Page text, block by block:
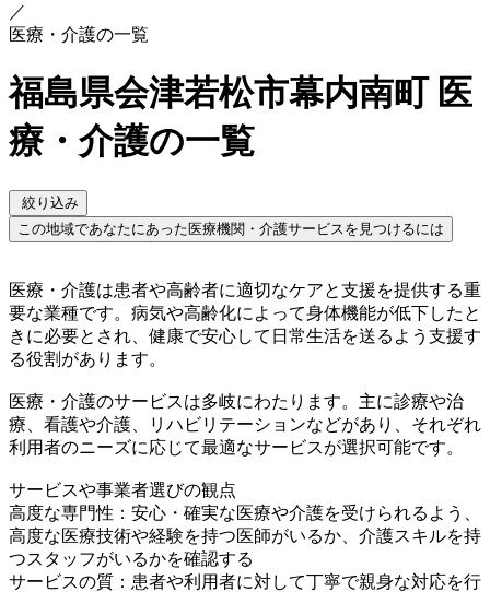
／
医療・介護の一覧
福島県会津若松市幕内南町 医
療・介護の一覧
絞り込み
この地域であなたにあった医療機関・介護サービスを見つけるには
医療・介護は患者や高齢者に適切なケアと支援を提供する重
要な業種です。病気や高齢化によって身体機能が低下したと
きに必要とされ、健康で安心して日常生活を送るよう支援す
る役割があります。
医療・介護のサービスは多岐にわたります。主に診療や治
療、看護や介護、リハビリテーションなどがあり、それぞれ
利用者のニーズに応じて最適なサービスが選択可能です。
サービスや事業者選びの観点
高度な専門性：安心・確実な医療や介護を受けられるよう、
高度な医療技術や経験を持つ医師がいるか、介護スキルを持
つスタッフがいるかを確認する
サービスの質：患者や利用者に対して丁寧で親身な対応を行